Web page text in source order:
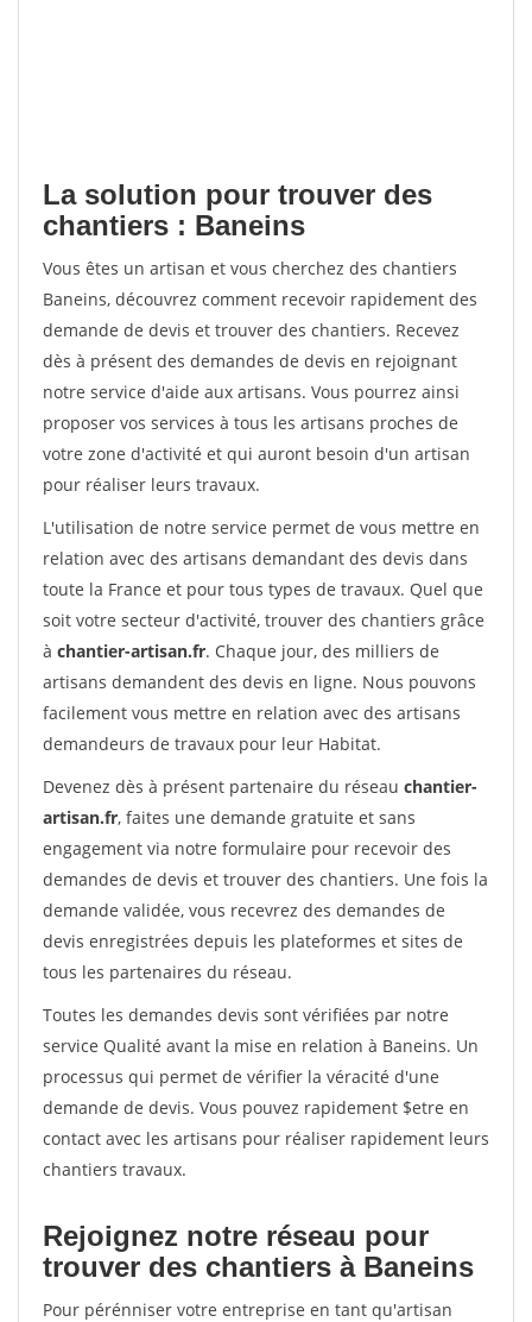
La solution pour trouver des
chantiers : Baneins
Vous êtes un artisan et vous cherchez des chantiers
Baneins, découvrez comment recevoir rapidement des
demande de devis et trouver des chantiers. Recevez
dès à présent des demandes de devis en rejoignant
notre service d'aide aux artisans. Vous pourrez ainsi
proposer vos services à tous les artisans proches de
votre zone d'activité et qui auront besoin d'un artisan
pour réaliser leurs travaux.
L'utilisation de notre service permet de vous mettre en
relation avec des artisans demandant des devis dans
toute la France et pour tous types de travaux. Quel que
soit votre secteur d'activité, trouver des chantiers grâce
à chantier-artisan.fr. Chaque jour, des milliers de
artisans demandent des devis en ligne. Nous pouvons
facilement vous mettre en relation avec des artisans
demandeurs de travaux pour leur Habitat.
Devenez dès à présent partenaire du réseau chantier-
artisan.fr, faites une demande gratuite et sans
engagement via notre formulaire pour recevoir des
demandes de devis et trouver des chantiers. Une fois la
demande validée, vous recevrez des demandes de
devis enregistrées depuis les plateformes et sites de
tous les partenaires du réseau.
Toutes les demandes devis sont vérifiées par notre
service Qualité avant la mise en relation à Baneins. Un
processus qui permet de vérifier la véracité d'une
demande de devis. Vous pouvez rapidement $etre en
contact avec les artisans pour réaliser rapidement leurs
chantiers travaux.
Rejoignez notre réseau pour
trouver des chantiers à Baneins
Pour pérénniser votre entreprise en tant qu'artisan